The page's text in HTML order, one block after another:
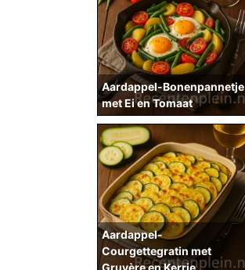
Aardappel-Bonenpannetje
met Ei en Tomaat
Aardappel-
Courgettegratin met